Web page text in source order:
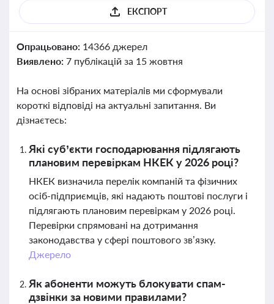
ЕКСПОРТ
Опрацьовано: 14366 джерел
Виявлено: 7 публікацій за 15 жовтня
На основі зібраних матеріалів ми сформували
короткі відповіді на актуальні запитання. Ви
дізнаєтесь:
Які суб’єкти господарювання підлягають
плановим перевіркам НКЕК у 2026 році?
НКЕК визначила перелік компаній та фізичних
осіб-підприємців, які надають поштові послуги і
підлягають плановим перевіркам у 2026 році.
Перевірки спрямовані на дотримання
законодавства у сфері поштового зв’язку.
Джерело
Як абоненти можуть блокувати спам-
дзвінки за новими правилами?